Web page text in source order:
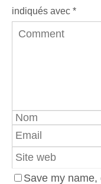
indiqués avec *
Save my